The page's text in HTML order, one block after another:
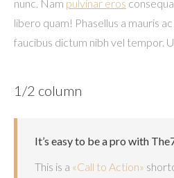
nunc. Nam pulvinar eros
libero quam! Phasellus a mauris
faucibus dictum nibh vel tempor.
1/2 column
It’s easy to be a pro with
This is a «Call to Action»